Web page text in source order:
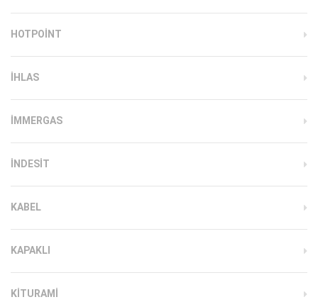
HOTPOINT
IHLAS
İMMERGAS
INDESIT
KABEL
KAPAKLI
KITURAMI